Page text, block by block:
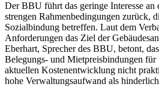
Der BBU führt das geringe Interesse an
strengen Rahmenbedingungen zurück,
Sozialbindung betreffen. Laut dem
Anforderungen das Ziel der
Eberhart, Sprecher des BBU, betont,
Belegungs- und Mietpreisbindungen für
aktuellen Kostenentwicklung nicht
hohe Verwaltungsaufwand als hinderlich